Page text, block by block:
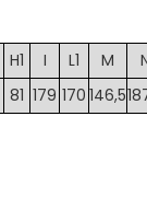
H1 I L1 M
81 179 170 146,5